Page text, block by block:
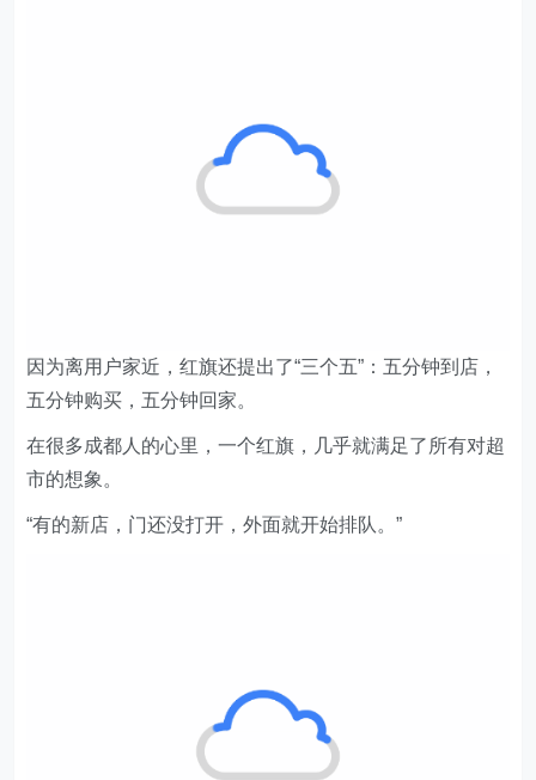
在很多成都人的心里，一个红旗，几乎就满足了所有对超
市的想象。
“有的新店，门还没打开，外面就开始排队。”